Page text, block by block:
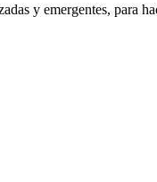
y emergentes, para